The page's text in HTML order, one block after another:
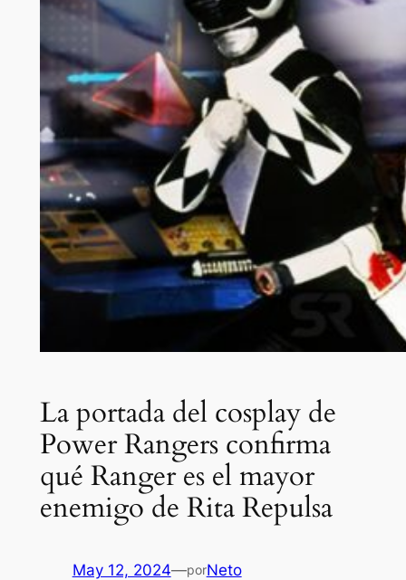
La portada del cosplay de
Power Rangers confirma
qué Ranger es el mayor
enemigo de Rita Repulsa
May 12, 2024—porNeto